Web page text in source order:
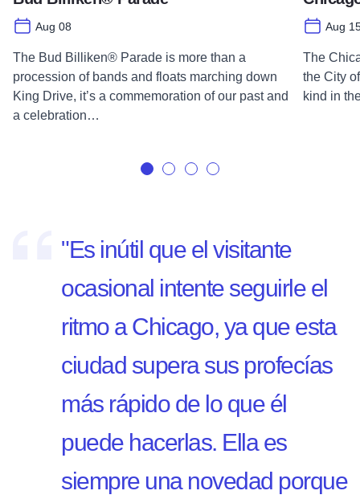
Aug 08
The Bud Billiken® Parade is more than a
procession of bands and floats marching down
King Drive, it’s a commemoration of our past and
a celebration…
Aug
The
the City
kind in
"Es inútil que el visitante
ocasional intente seguirle el
ritmo a Chicago, ya que esta
ciudad supera sus profecías
más rápido de lo que él
puede hacerlas. Ella es
siempre una novedad porque